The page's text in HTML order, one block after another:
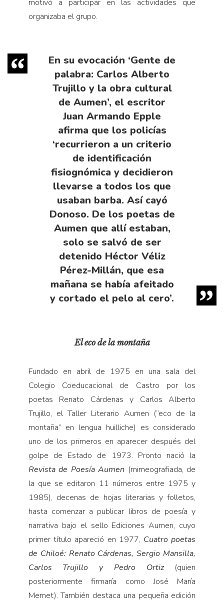
motivó a participar en las actividades que
organizaba el grupo.
En su evocación ‘Gente de
palabra: Carlos Alberto
Trujillo y la obra cultural
de Aumen’, el escritor
Juan Armando Epple
afirma que los policías
‘recurrieron a un criterio
de identificación
fisiognómica y decidieron
llevarse a todos los que
usaban barba. Así cayó
Donoso. De los poetas de
Aumen que allí estaban,
solo se salvó de ser
detenido Héctor Véliz
Pérez-Millán, que esa
mañana se había afeitado
y cortado el pelo al cero’.
El eco de la montaña
Fundado en abril de 1975 en una sala del
Colegio Coeducacional de Castro por los
poetas Renato Cárdenas y Carlos Alberto
Trujillo, el Taller Literario Aumen (“eco de la
montaña” en lengua huilliche) es considerado
uno de los primeros en aparecer después del
golpe de Estado de 1973. Pronto nació la
Revista de Poesía Aumen (mimeografiada, de
la que se editaron 11 números entre 1975 y
1985), decenas de hojas literarias y folletos,
hasta comenzar a publicar libros de poesía y
narrativa bajo el sello Ediciones Aumen, cuyo
primer título apareció en 1977, Cuatro poetas
de Chiloé: Renato Cárdenas, Sergio Mansilla,
Carlos Trujillo y Pedro Ortiz (quien
posteriormente firmaría como José María
Memet). También destaca una pequeña edición